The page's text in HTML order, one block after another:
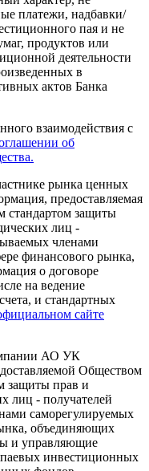
платежи, надбавки/
пая и не
продуктов или
деятельности
в
актов Банка
взаимодействия с
об
рынка ценных
предоставляемая
стандартом защиты
лиц -
членами
финансового рынка,
о договоре
на ведение
и стандартных
сайте
АО УК
Обществом
защиты прав и
лиц - получателей
саморегулируемых
объединяющих
и управляющие
инвестиционных